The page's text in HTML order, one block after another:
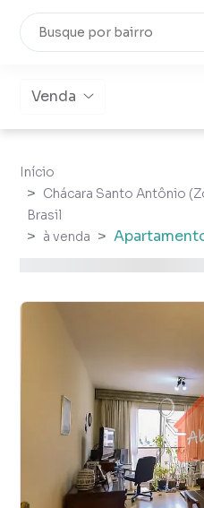
Venda
Início
Chácara Santo Antônio
Brasil
à venda